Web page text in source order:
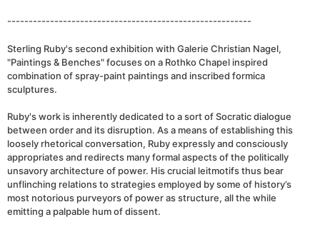
---------------------------------------------------------
Sterling Ruby's second exhibition with Galerie Christian Nagel,
"Paintings & Benches" focuses on a Rothko Chapel inspired
combination of spray-paint paintings and inscribed formica
sculptures.
Ruby's work is inherently dedicated to a sort of Socratic dialogue
between order and its disruption. As a means of establishing this
loosely rhetorical conversation, Ruby expressly and consciously
appropriates and redirects many formal aspects of the politically
unsavory architecture of power. His crucial leitmotifs thus bear
unflinching relations to strategies employed by some of history’s
most notorious purveyors of power as structure, all the while
emitting a palpable hum of dissent.